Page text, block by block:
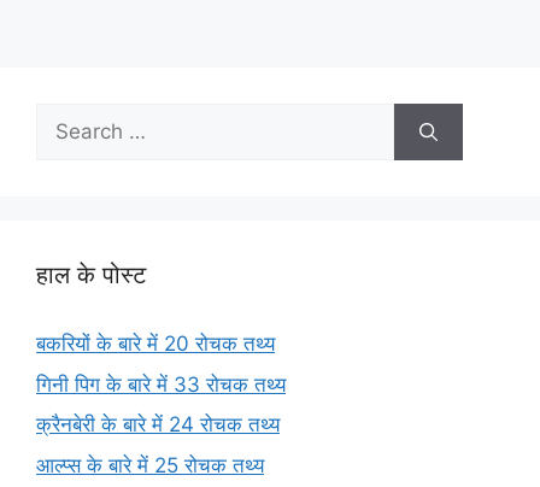
Search
for:
हाल के पोस्ट
बकरियों के बारे में 20 रोचक तथ्य
गिनी पिग के बारे में 33 रोचक तथ्य
क्रैनबेरी के बारे में 24 रोचक तथ्य
आल्प्स के बारे में 25 रोचक तथ्य